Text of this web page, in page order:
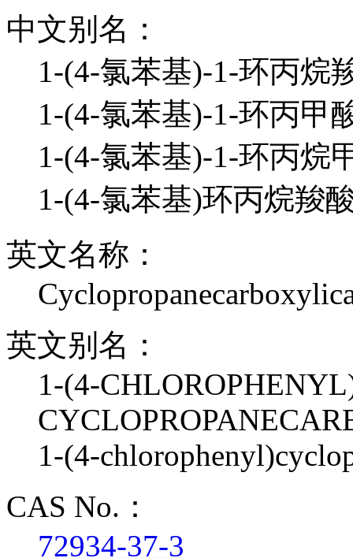
中文别名：
1-(4-氯苯基)-1-环丙烷
1-(4-氯苯基)-1-环丙甲
1-(4-氯苯基)-1-环丙烷
1-(4-氯苯基)环丙烷羧
英文名称：
英文别名：
1-(4-
1-(4-
CAS No.：
72934-37-3